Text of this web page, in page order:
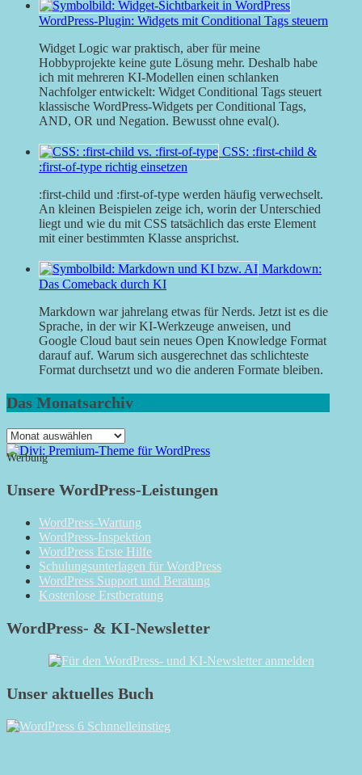
WordPress-Plugin: Widgets mit Conditional Tags steuern
Widget Logic war praktisch, aber für meine
Hobbyprojekte keine gute Lösung mehr. Deshalb habe
ich mit mehreren KI-Modellen einen schlanken
Nachfolger entwickelt: Widget Conditional Tags steuert
klassische WordPress-Widgets per Conditional Tags,
AND, OR und Negation. Bewusst ohne eval().
CSS: :first-child &
:first-of-type richtig einsetzen
:first-child und :first-of-type werden häufig verwechselt.
An kleinen Beispielen zeige ich, worin der Unterschied
liegt und wie du mit CSS tatsächlich das erste Element
mit einer bestimmten Klasse ansprichst.
Markdown:
Das Comeback durch KI
Markdown war jahrelang etwas für Nerds. Jetzt ist es die
Sprache, in der wir KI-Werkzeuge anweisen, und
Google Cloud baut sein neues Open Knowledge Format
darauf auf. Warum sich ausgerechnet das schlichteste
Format durchsetzt und wo die anderen Formate bleiben.
Das Monatsarchiv
Das
Monatsarchiv
Werbung
Unsere WordPress-Leistungen
WordPress-Wartung
WordPress-Inspektion
WordPress Erste Hilfe
Schulungsunterlagen für WordPress
WordPress Support und Beratung
Kostenlose Erstberatung
WordPress- & KI-Newsletter
Unser aktuelles Buch